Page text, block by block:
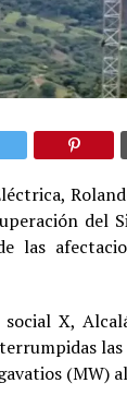
del
las
X,
(MW)